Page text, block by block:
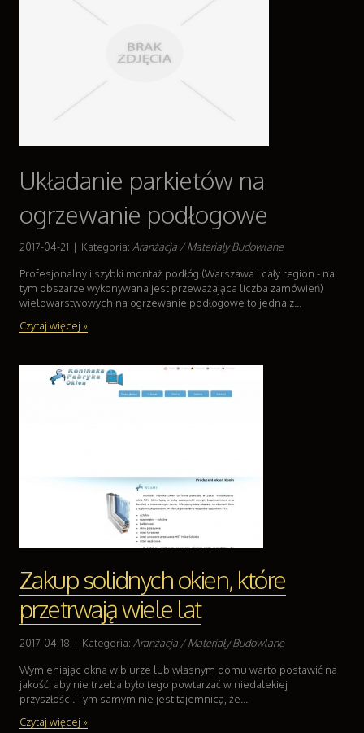
Układanie parkietów na
ogrzewanie podłogowe
2017-04-21 | Kategoria: Aranżacja / Materiały Budowlane
Profesjonalny i szybki montaż podłóg (Warszawa i cały region - na
tym obszarze wykonywana jest przeważająca liczba zamówień)
wielowarstwowych na ogrzewanie podłogowe to jedna z...
Czytaj więcej »
Zakup solidnych okien, które
przetrwają wiele lat
2017-04-18 | Kategoria: Aranżacja / Materiały Budowlane
Wymieniając okna w biurze lub własnym domu warto postawić na
jakość, aby nie trzeba było tego powtarzać w niedalekiej
przyszłości. Tym samym nie jest tajemnicą, że...
Czytaj więcej »